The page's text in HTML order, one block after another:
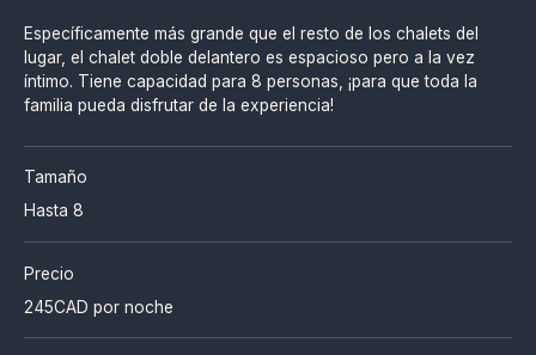
Específicamente más grande que el resto de los chalets del
lugar, el chalet doble delantero es espacioso pero a la vez
íntimo. Tiene capacidad para 8 personas, ¡para que toda la
familia pueda disfrutar de la experiencia!
Tamaño
Hasta 8
Precio
245CAD por noche